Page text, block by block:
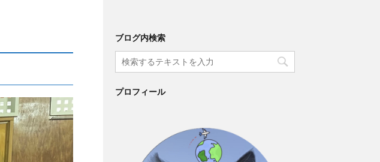
ブログ内検索
プロフィール